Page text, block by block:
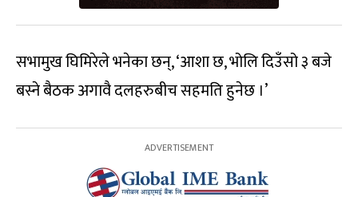
सभामुख घिमिरेले भनेका छन्, ‘आशा छ, भोलि दिउँसो ३ बजे
बस्ने बैठक अगावै दलहरुबीच सहमति हुनेछ ।’